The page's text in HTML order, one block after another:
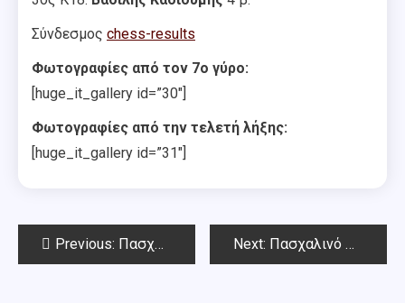
Σύνδεσμος chess-results
Φωτογραφίες από τον 7ο γύρο:
[huge_it_gallery id=”30″]
Φωτογραφίες από την τελετή λήξης:
[huge_it_gallery id=”31″]
PostPrevious: Πασχαλινό Όπεν Chess Square – Επιλογή από τις παρτίδες του 6ου γύρου Next: Πασχαλινό Όπεν Chess Square – Επιλογή από τις παρτίδες του 7ου γύρου